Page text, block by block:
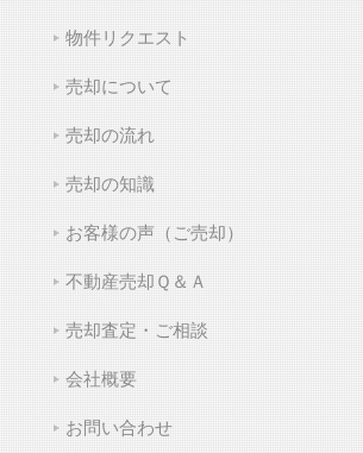
物件リクエスト
売却について
売却の流れ
売却の知識
お客様の声（ご売却）
不動産売却Ｑ＆Ａ
売却査定・ご相談
会社概要
お問い合わせ